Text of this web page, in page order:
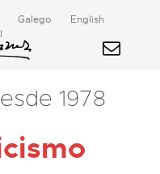
Galego
English
1978